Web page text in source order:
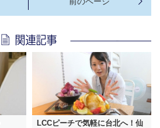
LCCピーチで気軽に台北へ！仙